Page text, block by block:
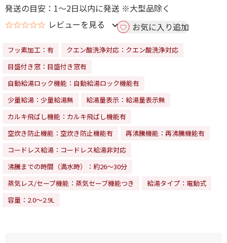
発送の目安：1～2日以内に発送 ※大型品除く
☆☆☆☆☆ レビューを見る お気に入り追加
フッ素加工：有
クエン酸洗浄対応：クエン酸洗浄対応
目盛付き窓：目盛付き窓有
自動給湯ロック機能：自動給湯ロック機能有
少量給湯：少量給湯無
給湯量表示：給湯量表示無
カルキ飛ばし機能：カルキ飛ばし機能有
空炊き防止機能：空炊き防止機能有
再沸騰機能：再沸騰機能有
コードレス給湯：コードレス給湯非対応
沸騰までの時間（満水時）：約26～30分
蒸気レス/セーブ機能：蒸気セーブ機能つき
給湯タイプ：電動式
容量：2.0～2.9L